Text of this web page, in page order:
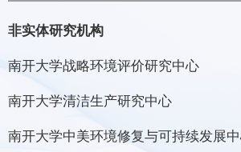
非实体研究机构
南开大学战略环境评价研究中心
南开大学清洁生产研究中心
南开大学中美环境修复与可持续发展